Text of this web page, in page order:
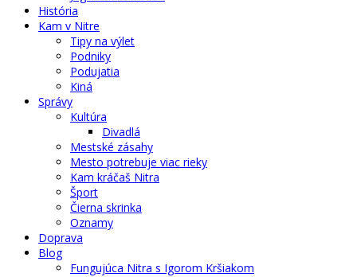
História
Kam v Nitre
Tipy na výlet
Podniky
Podujatia
Kiná
Správy
Kultúra
Divadlá
Mestské zásahy
Mesto potrebuje viac rieky
Kam kráčaš Nitra
Šport
Čierna skrinka
Oznamy
Doprava
Blog
Fungujúca Nitra s Igorom Kršiakom